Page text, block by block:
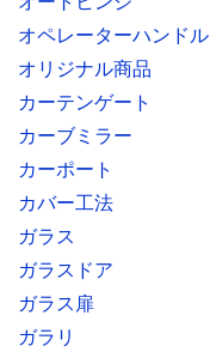
オペレーターハンドル
オリジナル商品
カーテンゲート
カーブミラー
カーポート
カバー工法
ガラス
ガラスドア
ガラス扉
ガラリ